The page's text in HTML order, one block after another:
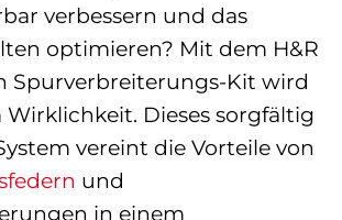
verbessern und das
optimieren? Mit dem H&R
Spurverbreiterungs-Kit wird
Wirklichkeit. Dieses sorgfältig
vereint die Vorteile von
und
in einem